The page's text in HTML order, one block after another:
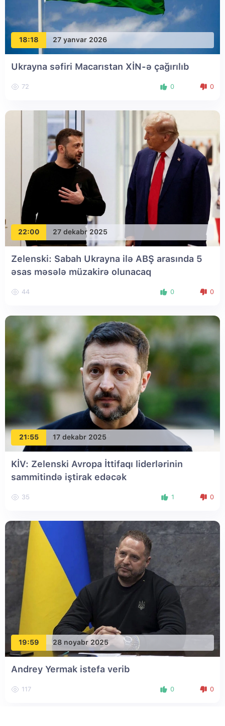
18:18 27 yanvar 2026
Ukrayna səfiri Macarıstan XİN-ə çağırılıb
72 0 0
22:00 27 dekabr 2025
Zelenski: Sabah Ukrayna ilə ABŞ arasında 5
əsas məsələ müzakirə olunacaq
44 0 0
21:55 17 dekabr 2025
KİV: Zelenski Avropa İttifaqı liderlərinin
sammitində iştirak edəcək
35 1 0
19:59 28 noyabr 2025
Andrey Yermak istefa verib
117 0 0